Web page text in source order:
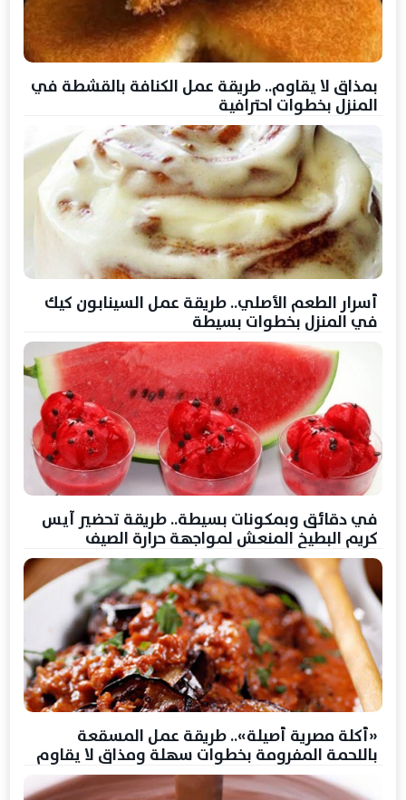
بمذاق لا يقاوم.. طريقة عمل الكنافة بالقشطة في
المنزل بخطوات احترافية
أسرار الطعم الأصلي.. طريقة عمل السينابون كيك
في المنزل بخطوات بسيطة
في دقائق وبمكونات بسيطة.. طريقة تحضير آيس
كريم البطيخ المنعش لمواجهة حرارة الصيف
«أكلة مصرية أصيلة».. طريقة عمل المسقعة
باللحمة المفرومة بخطوات سهلة ومذاق لا يقاوم